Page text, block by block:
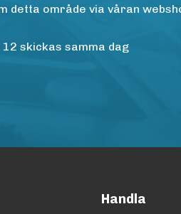
detta område via våran
skickas samma dag
Handla